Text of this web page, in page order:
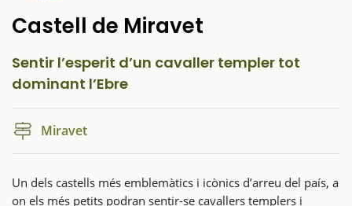
Castell de Miravet
Sentir l’esperit d’un cavaller templer tot
dominant l’Ebre
Miravet
Un dels castells més emblemàtics i icònics d’arreu del país, a
on els més petits podran sentir-se cavallers templers i